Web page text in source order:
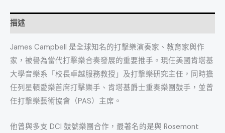
描述
James Campbell 是全球知名的打擊樂演奏家、教育家與作
家，被譽為當代打擊樂合奏發展的重要推手。現任美國肯塔基
大學音樂系「校長卓越服務教授」及打擊樂研究主任，同時擔
任列星頓愛樂首席打擊樂手、肯塔基爵士重奏樂團鼓手，並曾
任打擊樂藝術協會（PAS）主席。
他曾與多支 DCI 鼓號樂團合作，最著名的是與 Rosemont